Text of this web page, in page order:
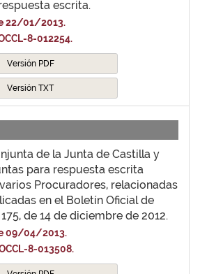
escrita.
22/01/2013.
8-012254.
Versión PDF
Versión TXT
de la Junta de Castilla y
para respuesta escrita
Procuradores, relacionadas
en el Boletín Oficial de
de 14 de diciembre de 2012.
09/04/2013.
8-013508.